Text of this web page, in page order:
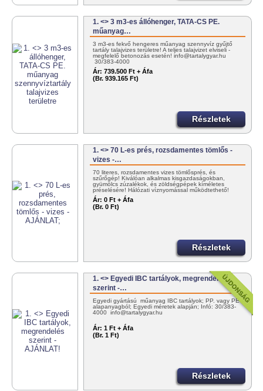
1. <> 3 m3-es állóhenger, TATA-CS PE.
műanyag…
3 m3-es fekvő hengeres műanyag szennyvíz gyűjtő
tartály talajvizes területre! A teljes talajvizet elviseli -
megfelelő betonozás esetén! info@tartalygyar.hu
30/383-4000
Ár: 739.500 Ft + Áfa
(Br. 939.165 Ft)
Részletek
1. <> 70 L-es prés, rozsdamentes tömlős -
vizes -…
70 literes, rozsdamentes vizes tömlősprés, és
szűrőgép! Kiválóan alkalmas kisgazdaságokban,
gyümölcs zúzalékok, és zöldségpépek kíméletes
préselésére! Hálózati víznyomással működtethető!
+36303834000
Ár: 0 Ft + Áfa
(Br. 0 Ft)
Részletek
1. <> Egyedi IBC tartályok, megrendelés
szerint -…
Egyedi gyártású műanyag IBC tartályok; PP. vagy PE
alapanyagból; Egyedi méretek alapján; Infó: 30/383-
4000 info@tartalygyar.hu
Ár: 1 Ft + Áfa
(Br. 1 Ft)
Részletek